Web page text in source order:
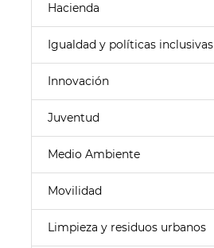
Hacienda
Igualdad y políticas inclusivas
Innovación
Juventud
Medio Ambiente
Movilidad
Limpieza y residuos urbanos